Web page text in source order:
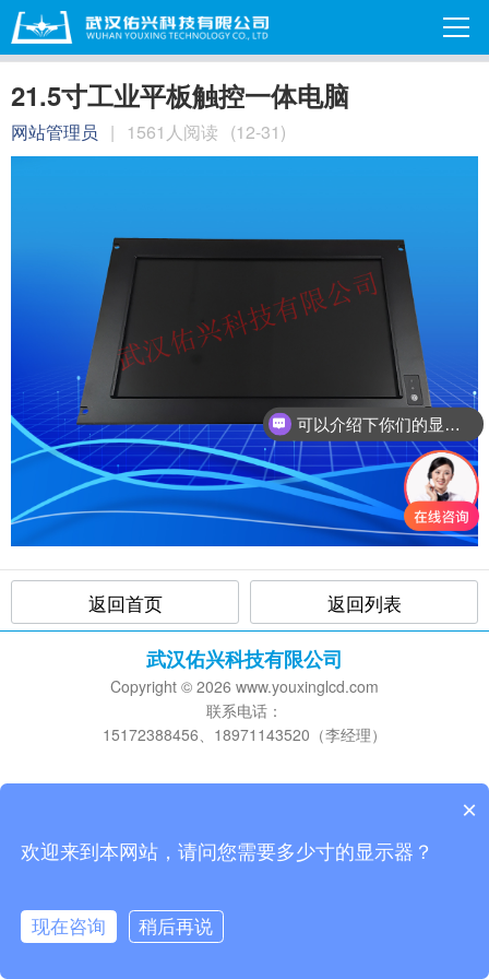
21.5寸工业平板触控一体电脑
网站管理员 | 1561人阅读 (12-31)
返回首页 返回列表
武汉佑兴科技有限公司
Copyright © 2026 www.youxinglcd.com
联系电话：
15172388456、18971143520（李经理）
×
欢迎来到本网站，请问您需要多少寸的显示器？
现在咨询 稍后再说